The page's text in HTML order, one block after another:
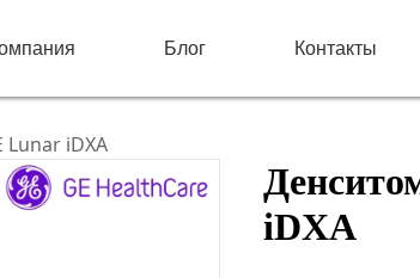
Блог Контакты
Lunar iDXA
iDXA